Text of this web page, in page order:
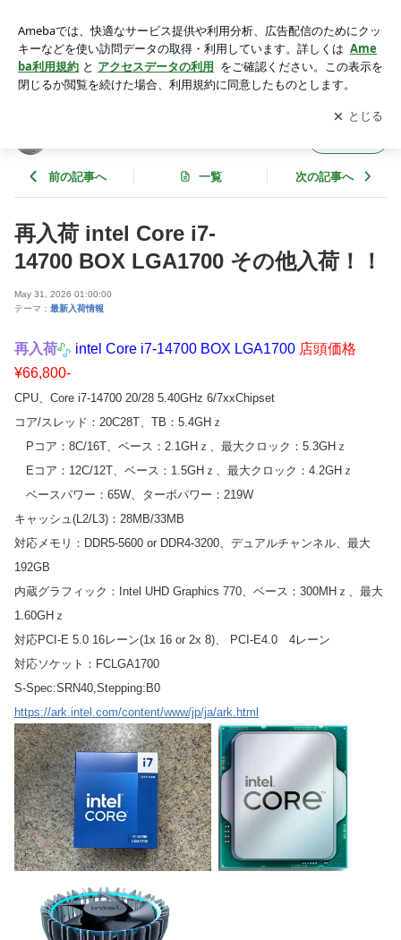
ーターアシスト
アプリをダウンロードして ブログの更新通知
を受け取りまし
ょう。
開く
前の記事へ 一覧 次の記事へ
再入荷 intel Core i7-
14700 BOX LGA1700 その他入荷！！
May 31, 2026 01:00:00
テーマ： 最新入荷情報
再入荷 intel Core i7-14700 BOX LGA1700 店頭価格
¥66,800-
CPU、Core i7-14700 20/28 5.40GHz 6/7xxChipset
コア/スレッド：20C28T、TB：5.4GHｚ
Pコア：8C/16T、ベース：2.1GHｚ、最大クロック：5.3GHｚ
Eコア：12C/12T、ベース：1.5GHｚ、最大クロック：4.2GHｚ
ベースパワー：65W、ターボパワー：219W
キャッシュ(L2/L3)：28MB/33MB
対応メモリ：DDR5-5600 or DDR4-3200、デュアルチャンネル、最大
192GB
内蔵グラフィック：Intel UHD Graphics 770、ベース：300MHｚ、最大
1.60GHｚ
対応PCI-E 5.0 16レーン(1x 16 or 2x 8)、 PCI-E4.0 4レーン
対応ソケット：FCLGA1700
S-Spec:SRN40,Stepping:B0
https://ark.intel.com/content/www/jp/ja/ark.html